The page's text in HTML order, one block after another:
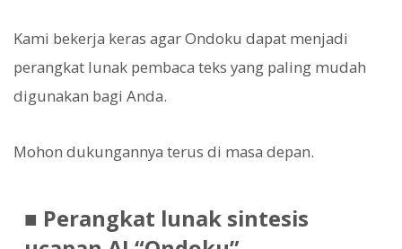
Kami bekerja keras agar Ondoku dapat menjadi
perangkat lunak pembaca teks yang paling mudah
digunakan bagi Anda.
Mohon dukungannya terus di masa depan.
■ Perangkat lunak sintesis